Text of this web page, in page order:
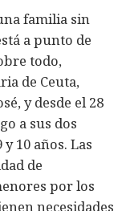
familia sin
a punto de
todo,
de Ceuta,
y desde el 28
a sus dos
10 años. Las
de
por los
necesidades